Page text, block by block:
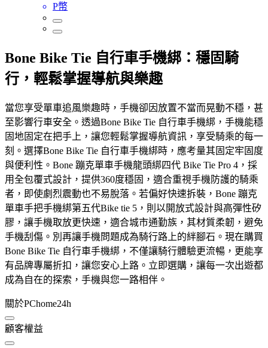
P幣
Bone Bike Tie 自行車手機綁：穩固騎
行，輕鬆掌握導航與樂趣
當您享受單車追風樂趣時，手機卻因放置不當而晃動不穩，甚
至影響行車安全。透過Bone Bike Tie 自行車手機綁，手機能穩
固地固定在把手上，讓您輕鬆掌握導航資訊，享受騎乘的每一
刻。選擇Bone Bike Tie 自行車手機綁時，應考量其固定牢固度
與便利性。Bone 蹦克單車手機龍頭綁四代 Bike Tie Pro 4，採
用全包覆式設計，提供360度穩固，適合重視手機防護的騎乘
者，即使劇烈震動也不易脫落。若偏好快速拆裝，Bone 蹦克
單車手把手機綁第五代Bike tie 5，則以開放式設計與高彈性矽
膠，讓手機取放更快速，適合城市通勤族，其材質柔韌，避免
手機刮傷。別再讓手機問題成為騎行路上的絆腳石。現在購買
Bone Bike Tie 自行車手機綁，不僅讓騎行體驗更流暢，更能享
有品牌專屬折扣，讓您安心上路。立即選購，讓每一次出遊都
成為自在的探索，手機與您一路相伴。
關於PChome24h
顧客權益